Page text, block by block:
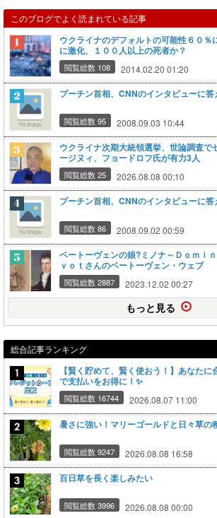
このブログでよく読まれている記事
ウクライナのデフォルトの可能性６０％
に激化、１００人以上の死者か？
閲覧総数 108 2014.02.20 01:20
プーチン首相、CNNのインタビューに答
閲覧総数 95 2008.09.03 10:44
ウクライナ次期大統領選挙、世論調査で
ージヌィ、フョードロフ氏が有力3人
閲覧総数 25 2026.08.08 00:10
プーチン首相、CNNのインタビューに答
閲覧総数 86 2008.09.02 00:59
ベートーヴェンの娘?ミノナ～Ｄｏｍｉ
ｖｏｔさんのベートーヴェン・ウェブ
閲覧総数 2887 2023.12.02 00:27
もっと見る
総合記事ランキング
【賢く貯めて、賢く使おう！】あなた
で支払いをお得に！✨
閲覧総数 16744 2026.08.07 11:00
暑さに強い！マリーゴールドと日々草の
閲覧総数 9247 2026.08.08 16:58
百日草を長く楽しみたい
閲覧総数 3996 2026.08.08 00:00